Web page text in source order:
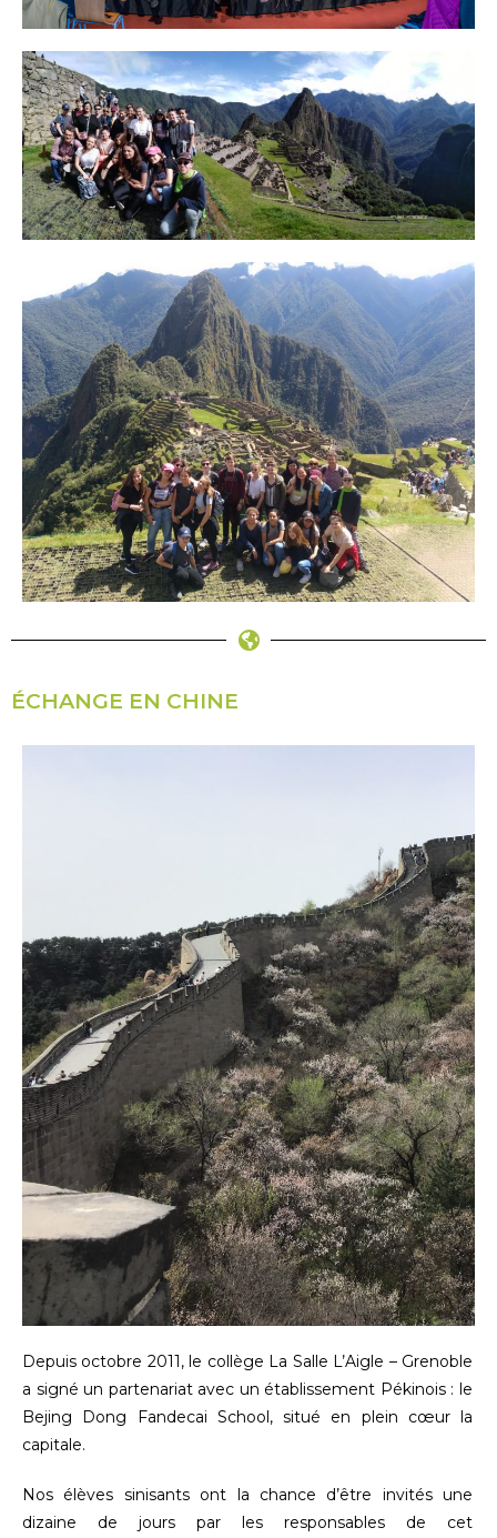
ÉCHANGE EN CHINE
Depuis octobre 2011, le collège La Salle L’Aigle – Grenoble
a signé un partenariat avec un établissement Pékinois : le
Bejing Dong Fandecai School, situé en plein cœur la
capitale.
Nos élèves sinisants ont la chance d’être invités une
dizaine de jours par les responsables de cet